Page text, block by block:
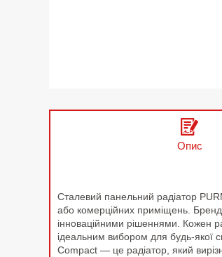
Опис
Сталевий панельний радіатор
або комерційних приміщень. Бренд
інноваційними рішеннями. Кожен
ідеальним вибором для будь-якої
Compact — це радіатор, який